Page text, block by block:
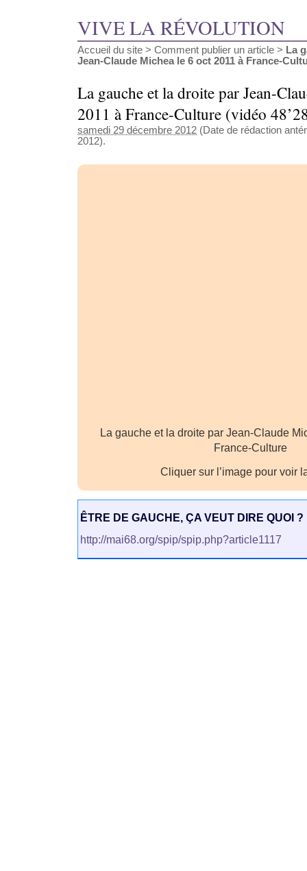
VIVE LA RÉVOLUTION
Accueil du site > Comment publier un article > La
Jean-Claude Michea le 6 oct 2011 à France-
La gauche et la droite par Jean-
2011 à France-Culture (vidéo
samedi 29 décembre 2012 (Date de rédaction
2012).
La gauche et la droite par Jean-Claude
France-Culture
Cliquer sur l’image pour voir
ÊTRE DE GAUCHE, ÇA VEUT DIRE QUOI ?
http://mai68.org/spip/spip.php?article1117